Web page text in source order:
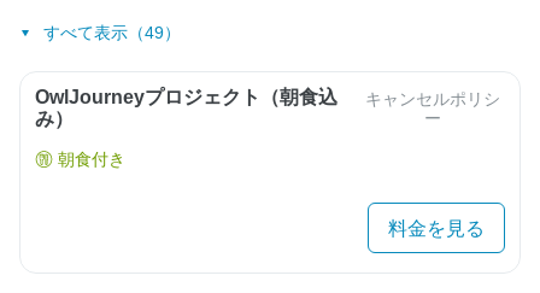
すべて表示（49）
OwlJourneyプロジェクト（朝食込
み）
キャンセルポリシ
ー
朝食付き
料金を見る